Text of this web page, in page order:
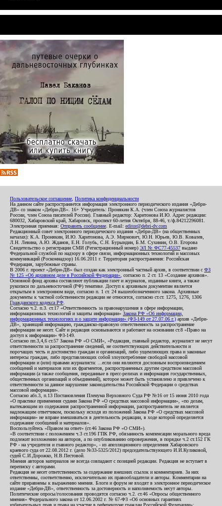
Пользовательское соглашение Политика конфиденциальности
На данном сайте распространяется информация электронного периодического издания «Дебри-
ДВ» со знаком «Дебри-ДВ». 16+ Учредитель: Пронякин К.А. (член Союза журналистов
России, член Союза писателей России). Главный редактор: Харитонова И.Ю. Адрес редакции:
680032, Хабаровский край, Хабаровск, проспект 60-летия Октября, 88-46, т./ф.84212296081.
Электронная приемная: Отправить сообщение . E-mail: editor@debri-dv.com
Редакционный совет электронного периодического издания «Дебри-ДВ» (на общественных
началах): К.А. Пронякин, И.Ю. Харитонова, А.Э. Мирмович, Ю.Н. Юрьев, Ю.В. Ковалев,
Л.Н. Левина, А.Ю. Жданов, Е.Н. Голубь, С.Н. Бурындин, Б.М. Сухинин, О.В. Егорова
Свидетельство о регистрации СМИ (Регистрационный номер) ЭЛ № ФС77-45537 выдано
Федеральной службой по надзору в сфере связи, информационных технологий и массовых
коммуникаций (Роскомнадзор) 16.06.2011 г. Территория распространения: Российская
Федерация, зарубежные страны.
В 2006 г. проект «Дебри-ДВ» был создан как электронный частный архив, в соответствии с ФЗ
№ 125 «Об архивном деле в Российской Федерации» , согласно п. 2 ст. 13 «Создание архивов».
Основной фонд архива составляют публикации газет и журналов, изданные книги, а также
рукописи по дальневосточной (РФ) тематике. Доступ к архивным документам является
открытым в электронном виде, согласно п. 1 ст. 24 вышеобозначенного закона. Архивные
документы к частной собственности редакции не относятся, согласно ст.ст. 1275, 1276, 1306
Гражданского кодекса РФ
Согласно ч.2. п.3. ст.17 «Ответственность за правонарушения в сфере информации,
информационных технологий и защиты информации» Закона РФ «Об информации,
информационных технологиях и о защите информации» (ФЗ-149 от 27.07.06 г.) архив «Дебри-
ДВ», хранящий информацию, гражданско-правовую ответственность за распространение
информации не несет. Сайт и редакция основываются и работают на основании ст.8 «Право на
доступ к информации» ФЗ-149.
Согласно пп.3,4,6 ст.57 Закона РФ «О СМИ», «Редакция, главный редактор, журналист не несут
ответственности за распространение сведений, не соответствующих действительности и
порочащих честь и достоинство граждан и организаций, либо ущемляющих права и законные
интересы граждан, либо представляющих собой злоупотребление свободой массовой
информации и (или) правами журналиста: ...если они являются дословным воспроизведением
сообщений и материалов или их фрагментов, распространенных другим средством массовой
информации (а также сообщения, переданные в пресс-релизах и информация государственных,
общественных организаций и объединений), которое может быть установлено и привлечено к
ответственности за данное нарушение законодательства Российской Федерации о средствах
массовой информации».
Согласно абз.3, п.13 Постановления Пленума Верховного Суда РФ №16 от 15 июня 2010 года
«О практике применения судами Закона РФ «О средствах массовой информации», «по делам,
вытекающим из содержания распространенной информации, распространитель не является
надлежащим ответчиком, поскольку исходя из положений Закона РФ «О средствах массовой
информации» не вправе вмешиваться в деятельность редакции, в ходе которой определяется
содержание сообщений и материалов».
Воспользуйтесь «Правом на ответ» (ст.46 Закона РФ «О СМИ»).
«В соответствии с положением ч.3 ст.196 ГПК РФ, обязанность компенсации морального вреда
подлежит возложению на авторов, а по опубликованию опровержения, в порядке ч.2 ст.152 ГК
РФ - на учредителя и главного редактор», - из апелляционного определения Хабаровского
краевого суда от 22.08.2012 г. (дело №33-5325/2012) председательствующего И.И.Куликовой,
судей С.И.Дорожко, Н.В.Пестовой.
Мнения авторов материалов не всегда совпадают с позицией редакции. Редакция не вступает в
переписку с авторами.
Редакция не несет ответственность за содержание внешних ссылок и комментариев. За них
ответственны, соответственно, исключительно их правообладатели и авторы. Комментарии на
сайте приравнены к выражению мнения. Блоги и форум не входят в электронное периодическое
издание «Дебри-ДВ», ответственность за достоверность и наполняемость несут авторы.
Политические опросы/голосования проводятся согласно ч.2. ст.46 «Опросы общественного
мнения» Федерального закона от 12.06.2002 г. № 67-ФЗ «Об основных гарантиях
избирательных прав и права на участие в референдуме граждан Российской Федерации»;